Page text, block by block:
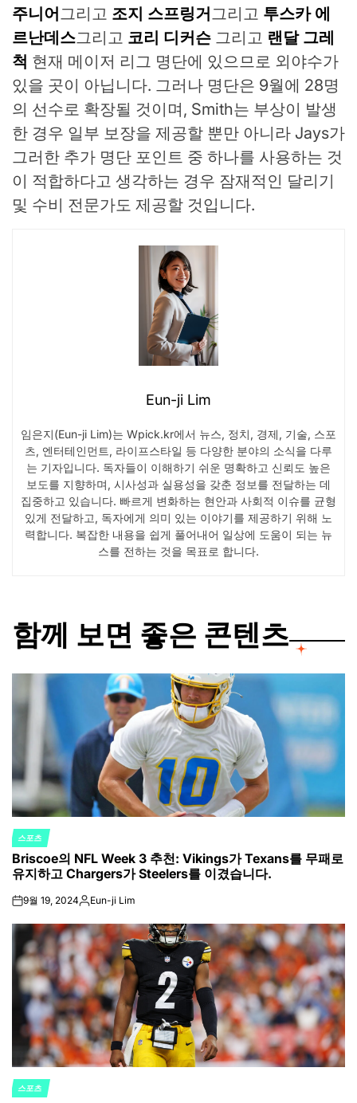
주니어그리고 조지 스프링거그리고 투스카 에
르난데스그리고 코리 디커슨 그리고 랜달 그레
척 현재 메이저 리그 명단에 있으므로 외야수가
있을 곳이 아닙니다. 그러나 명단은 9월에 28명
의 선수로 확장될 것이며, Smith는 부상이 발생
한 경우 일부 보장을 제공할 뿐만 아니라 Jays가
그러한 추가 명단 포인트 중 하나를 사용하는 것
이 적합하다고 생각하는 경우 잠재적인 달리기
및 수비 전문가도 제공할 것입니다.
Eun-ji Lim
임은지(Eun-ji Lim)는 Wpick.kr에서 뉴스, 정치, 경제, 기술, 스포
츠, 엔터테인먼트, 라이프스타일 등 다양한 분야의 소식을 다루
는 기자입니다. 독자들이 이해하기 쉬운 명확하고 신뢰도 높은
보도를 지향하며, 시사성과 실용성을 갖춘 정보를 전달하는 데
집중하고 있습니다. 빠르게 변화하는 현안과 사회적 이슈를 균형
있게 전달하고, 독자에게 의미 있는 이야기를 제공하기 위해 노
력합니다. 복잡한 내용을 쉽게 풀어내어 일상에 도움이 되는 뉴
스를 전하는 것을 목표로 합니다.
함께 보면 좋은 콘텐츠
POSTED
IN
스포츠
Briscoe의 NFL Week 3 추천: Vikings가 Texans를 무패로
유지하고 Chargers가 Steelers를 이겼습니다.
on9월 19, 2024Posted
Eun-ji Lim
POSTED
스포츠